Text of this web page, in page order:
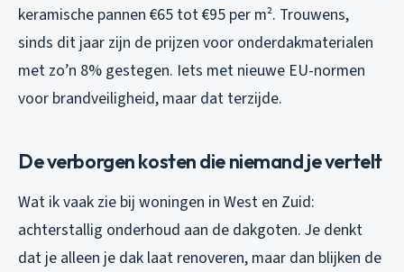
keramische pannen €65 tot €95 per m². Trouwens,
sinds dit jaar zijn de prijzen voor onderdakmaterialen
met zo’n 8% gestegen. Iets met nieuwe EU-normen
voor brandveiligheid, maar dat terzijde.
De verborgen kosten die niemand je vertelt
Wat ik vaak zie bij woningen in West en Zuid:
achterstallig onderhoud aan de dakgoten. Je denkt
dat je alleen je dak laat renoveren, maar dan blijken de